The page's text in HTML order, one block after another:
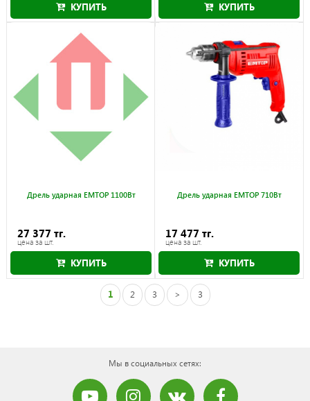
КУПИТЬ Акция действует до 30.09.2026
КУПИТЬ
Дрель ударная EMTOP 1100Вт
27 377 тг.
цена за шт.
КУПИТЬ
Дрель ударная EMTOP 710Вт
17 477 тг.
цена за шт.
КУПИТЬ
1 2 3 > 3
Мы в социальных сетях: